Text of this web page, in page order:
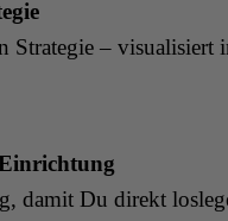
Strategie –
damit Du direkt